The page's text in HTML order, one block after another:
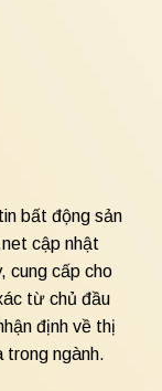
bất động sản
cập nhật
cung cấp cho
từ chủ đầu
định về thị
ngành.